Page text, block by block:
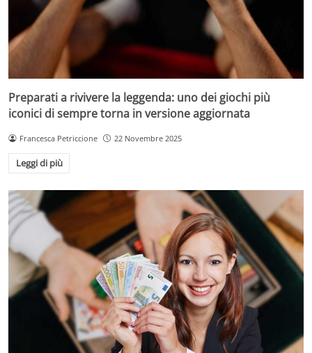
Preparati a rivivere la leggenda: uno dei giochi più
iconici di sempre torna in versione aggiornata
Francesca Petriccione 22 Novembre 2025
Leggi di più